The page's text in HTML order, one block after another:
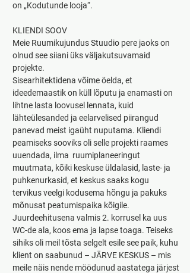
on „Kodutunde looja“.
KLIENDI SOOV
Meie Ruumikujundus Stuudio pere jaoks on
olnud see siiani üks väljakutsuvamaid
projekte.
Sisearhitektidena võime öelda, et
ideedemaastik on küll lõputu ja enamasti on
lihtne lasta loovusel lennata, kuid
lähteülesanded ja eelarvelised piirangud
panevad meist igaüht nuputama. Kliendi
peamiseks sooviks oli selle projekti raames
uuendada, ilma  ruumiplaneeringut
muutmata, kõiki keskuse üldalasid, laste- ja
puhkenurkasid, et keskus saaks kogu
tervikus veelgi kodusema hõngu ja pakuks
mõnusat peatumispaika kõigile.
Juurdeehitusena valmis 2. korrusel ka uus
WC-de ala, koos ema ja lapse toaga. Teiseks
sihiks oli meil tõsta selgelt esile see paik, kuhu
klient on saabunud – JÄRVE KESKUS – mis
meile näis nende möödunud aastatega järjest